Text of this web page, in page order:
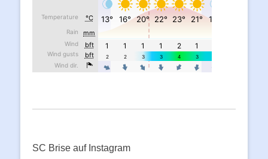
SC Brise auf Instagram